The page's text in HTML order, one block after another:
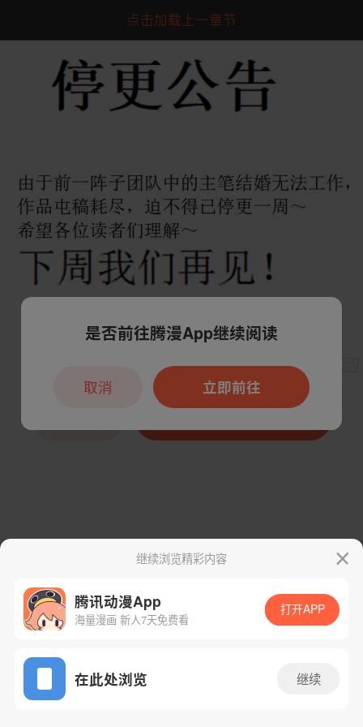
点击加载上一章节
App免费看
继续浏览精彩内容
腾讯动漫App
海量漫画 新人7天免费看
打开APP
在此处浏览 继续
是否前往腾漫App继续阅读
立即前往
取消